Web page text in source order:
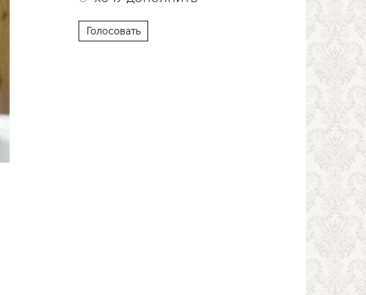
Голосовать